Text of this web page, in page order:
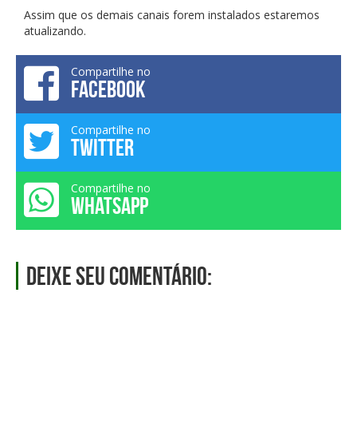
Assim que os demais canais forem instalados estaremos
atualizando.
Compartilhe no
FACEBOOK
Compartilhe no
TWITTER
Compartilhe no
WHATSAPP
Deixe seu comentário: